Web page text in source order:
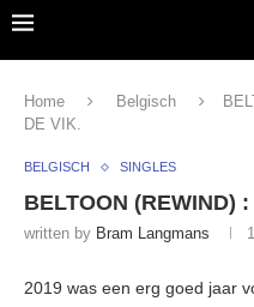
Home Belgisch
DE VIK.
BELGISCH SINGLES
BELTOON (REWIND)
written by Bram Langmans
2019 was een erg goed jaar